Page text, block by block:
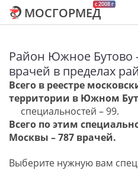
c 2008 г
МОСГОРМЕД
Район Южное Бутово
врачей в пределах
Всего в реестре
территории в Южном
специальностей – 99.
Всего по этим
Москвы – 787 врачей.
Выберите нужную вам